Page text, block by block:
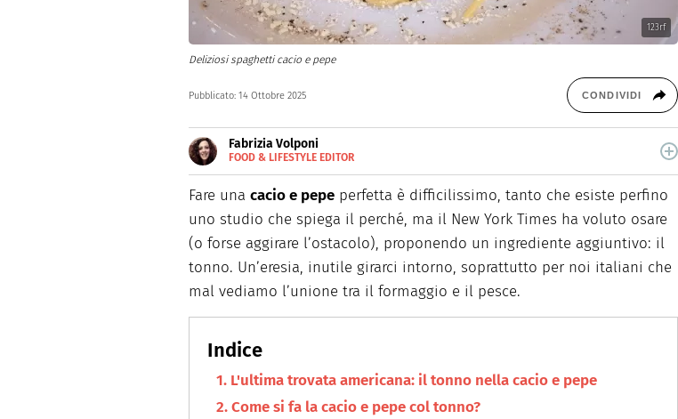
123rf
Deliziosi spaghetti cacio e pepe
Pubblicato: 14 Ottobre 2025 CONDIVIDI
Fabrizia Volponi
FOOD & LIFESTYLE EDITOR
Nata nella città delle 100 torri, è laureata in Scienze Storiche. Curiosa e
schietta, scrive di lifestyle, food e green dal 2018.
Fare una cacio e pepe perfetta è difficilissimo, tanto che esiste perfino
uno studio che spiega il perché, ma il New York Times ha voluto osare
(o forse aggirare l’ostacolo), proponendo un ingrediente aggiuntivo: il
tonno. Un’eresia, inutile girarci intorno, soprattutto per noi italiani che
mal vediamo l’unione tra il formaggio e il pesce.
L'ultima trovata americana: il tonno nella cacio e pepe
Come si fa la cacio e pepe col tonno?